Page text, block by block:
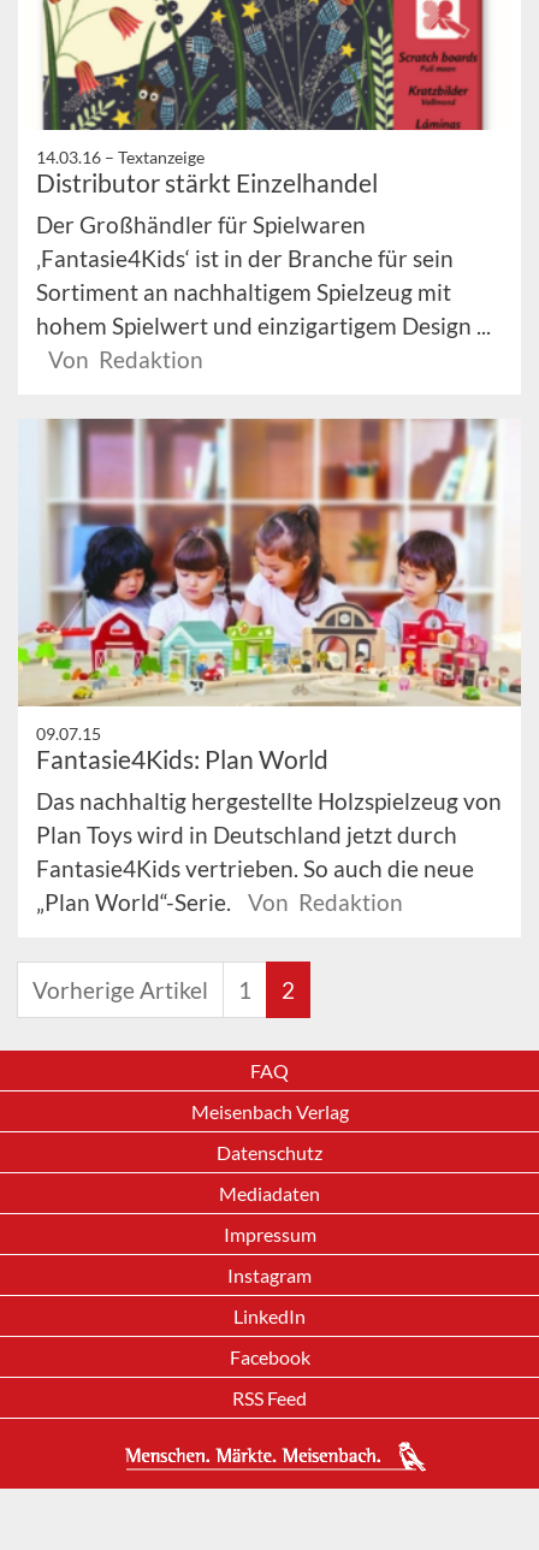
14.03.16 – Textanzeige
Distributor stärkt Einzelhandel
Der Großhändler für Spielwaren
‚Fantasie4Kids‘ ist in der Branche für sein
Sortiment an nachhaltigem Spielzeug mit
hohem Spielwert und einzigartigem Design ...
Von Redaktion
09.07.15
Fantasie4Kids: Plan World
Das nachhaltig hergestellte Holzspielzeug von
Plan Toys wird in Deutschland jetzt durch
Fantasie4Kids vertrieben. So auch die neue
„Plan World“-Serie.
Von Redaktion
Vorherige Artikel 1 2
FAQ
Meisenbach Verlag
Datenschutz
Mediadaten
Impressum
Instagram
LinkedIn
Facebook
RSS Feed